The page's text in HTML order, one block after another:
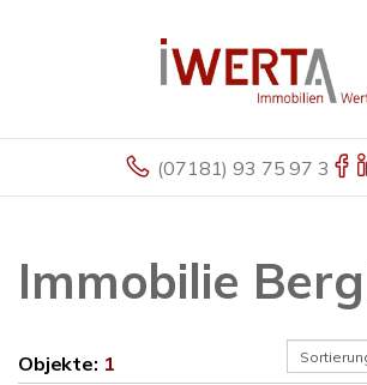
(07181) 93 75 97 3
Immobilie
Objekte: 1